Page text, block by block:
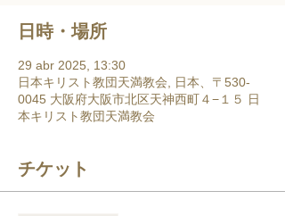
日時・場所
29 abr 2025, 13:30
日本キリスト教団天満教会, 日本、〒530-
0045 大阪府大阪市北区天神西町４−１５ 日
本キリスト教団天満教会
チケット